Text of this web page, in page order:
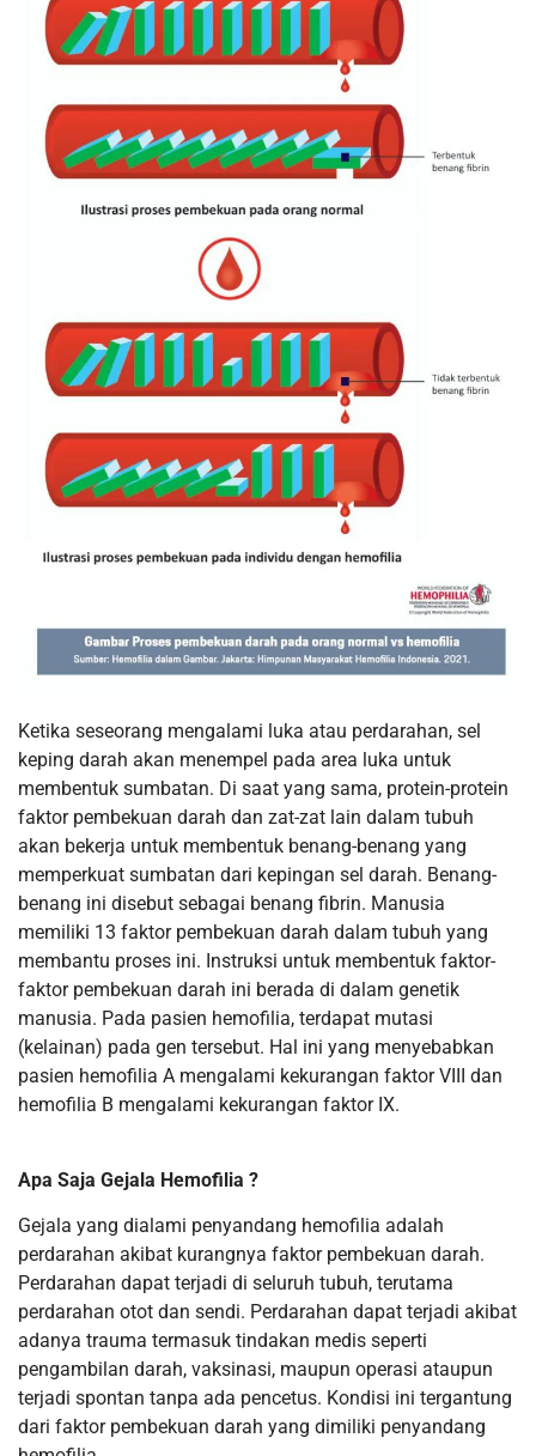
Ketika seseorang mengalami luka atau perdarahan, sel
keping darah akan menempel pada area luka untuk
membentuk sumbatan. Di saat yang sama, protein-protein
faktor pembekuan darah dan zat-zat lain dalam tubuh
akan bekerja untuk membentuk benang-benang yang
memperkuat sumbatan dari kepingan sel darah. Benang-
benang ini disebut sebagai benang fibrin. Manusia
memiliki 13 faktor pembekuan darah dalam tubuh yang
membantu proses ini. Instruksi untuk membentuk faktor-
faktor pembekuan darah ini berada di dalam genetik
manusia. Pada pasien hemofilia, terdapat mutasi
(kelainan) pada gen tersebut. Hal ini yang menyebabkan
pasien hemofilia A mengalami kekurangan faktor VIII dan
hemofilia B mengalami kekurangan faktor IX.
Apa Saja Gejala Hemofilia ?
Gejala yang dialami penyandang hemofilia adalah
perdarahan akibat kurangnya faktor pembekuan darah.
Perdarahan dapat terjadi di seluruh tubuh, terutama
perdarahan otot dan sendi. Perdarahan dapat terjadi akibat
adanya trauma termasuk tindakan medis seperti
pengambilan darah, vaksinasi, maupun operasi ataupun
terjadi spontan tanpa ada pencetus. Kondisi ini tergantung
dari faktor pembekuan darah yang dimiliki penyandang